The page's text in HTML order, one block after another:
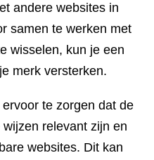
andere websites in
samen te werken met
wisselen, kun je een
merk versterken.
te zorgen dat de
relevant zijn en
websites. Dit kan